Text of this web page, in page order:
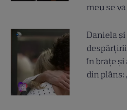
meu se
Daniela
în brațe
din plâns: